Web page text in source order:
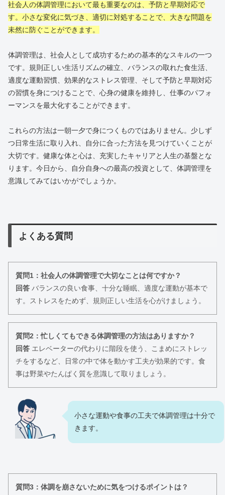
社会人の体調管理において最も重要なのは、予防と早期対応で
す。小さな変化に気づき、適切に対処することで、大きな問題を
未然に防ぐことができます。
体調管理は、社会人として成功するための基本的なスキルの一つ
です。規則正しい生活リズムの確立、バランスの取れた食生活、
適度な運動習慣、効果的なストレス管理、そして予防と早期対応
の習慣を身につけることで、心身の健康を維持し、仕事のパフォ
ーマンスを最大化することができます。
これらの方法は一朝一夕で身につくものではありません。少しず
つ日常生活に取り入れ、自分に合った方法を見つけていくことが
大切です。健康な体と心は、充実したキャリアと人生の基盤とな
ります。今日から、自分自身への最高の投資として、体調管理を
意識してみてはいかがでしょうか。
よくある質問
質問1：社会人の体調管理で大切なことは何ですか？
回答 バランスの良い食事、十分な睡眠、適度な運動が基本で
す。ストレスをためず、規則正しい生活を心がけましょう。
質問2：忙しくてもできる体調管理の方法はありますか？
回答 エレベーターの代わりに階段を使う、こまめにストレッ
チをするなど、日常の中で体を動かす工夫が効果的です。食
事は野菜やたんぱく質を意識して取りましょう。
小さな運動や食事の工夫で体調管理は十分で
きます。
質問3：体調を崩さないために気をつけるポイントは？